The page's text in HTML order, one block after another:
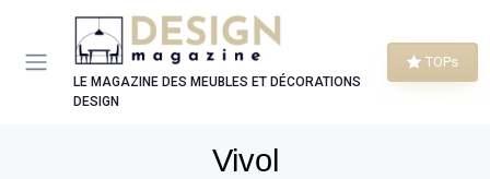
LE MAGAZINE DES MEUBLES ET DÉCORATIONS
DESIGN
TOPs
Vivol
Panneau de gestion des cookies